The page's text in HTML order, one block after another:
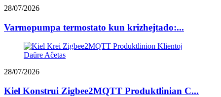
28/07/2026
Varmopumpa termostato kun krizhejtado:...
28/07/2026
Kiel Konstrui Zigbee2MQTT Produktlinian C...